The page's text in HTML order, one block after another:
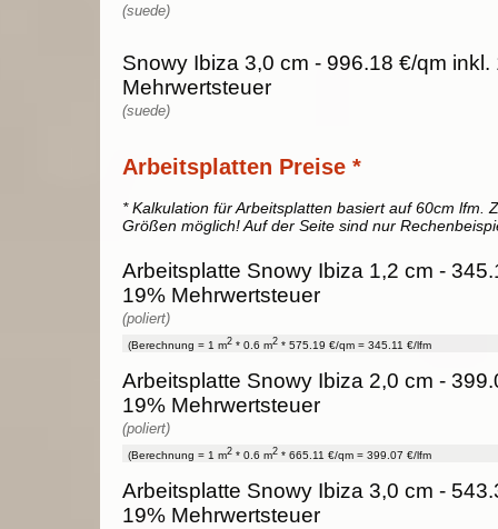
(suede)
Snowy Ibiza 3,0 cm - 996.18 €/qm inkl.
Mehrwertsteuer
(suede)
Arbeitsplatten Preise *
* Kalkulation für Arbeitsplatten basiert auf 60cm lfm.
Größen möglich! Auf der Seite sind nur
Arbeitsplatte Snowy Ibiza 1,2 cm -
19% Mehrwertsteuer
(poliert)
(Berechnung = 1 m2 * 0.6 m2 * 575.19 €/qm = 345.11 €/lfm
Arbeitsplatte Snowy Ibiza 2,0 cm -
19% Mehrwertsteuer
(poliert)
(Berechnung = 1 m2 * 0.6 m2 * 665.11 €/qm = 399.07 €/lfm
Arbeitsplatte Snowy Ibiza 3,0 cm -
19% Mehrwertsteuer